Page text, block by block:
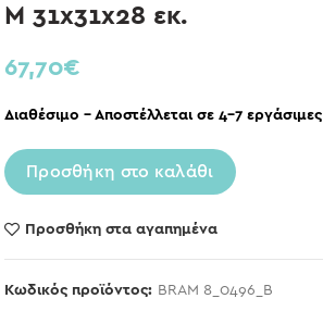
M 31x31x28 εκ.
67,70€
Διαθέσιμο – Αποστέλλεται σε 4-7 εργάσιμες
Προσθήκη στο καλάθι
Προσθήκη στα αγαπημένα
Κωδικός προϊόντος: BRAM 8_0496_B